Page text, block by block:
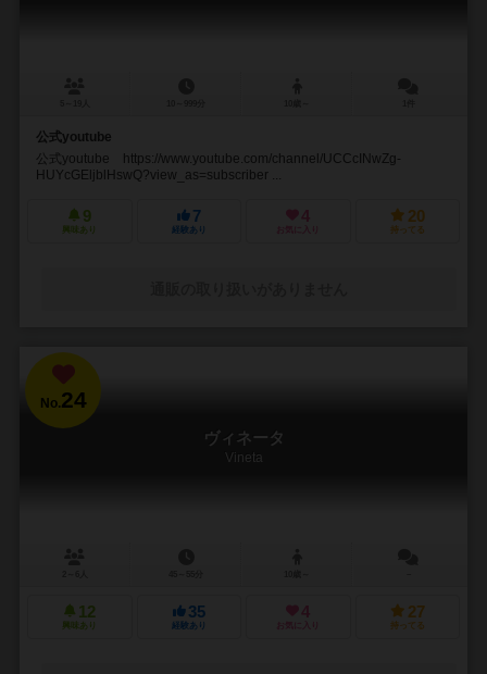
公式youtube
公式youtube https://www.youtube.com/channel/UCCcINwZg-
HUYcGEljblHswQ?view_as=subscriber ...
9
興味あり
7
経験あり
4
お気に入り
20
持ってる
No.24
ヴィネータ
Vineta
12
興味あり
35
経験あり
4
お気に入り
27
持ってる